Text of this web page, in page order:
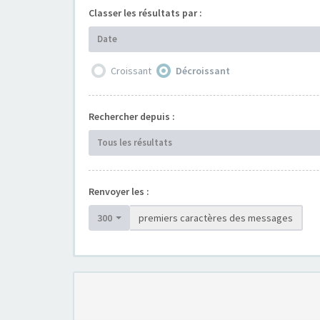
Classer les résultats par :
Date
Croissant Décroissant
Rechercher depuis :
Tous les résultats
Renvoyer les :
300 premiers caractères des messages